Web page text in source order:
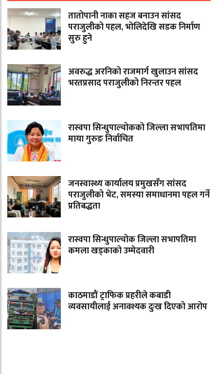
तातोपानी नाका सहज बनाउन सांसद
पराजुलीको पहल, भोलिदेखि सडक निर्माण
सुरु हुने
अवरुद्ध अरनिको राजमार्ग खुलाउन सांसद
भरतप्रसाद पराजुलीको निरन्तर पहल
रास्वपा सिन्धुपाल्चोकको जिल्ला सभापतिमा
माया गुरुङ निर्वाचित
जनस्वास्थ्य कार्यालय प्रमुखसँग सांसद
पराजुलीको भेट, समस्या समाधानमा पहल गर्ने
प्रतिबद्धता
रास्वपा सिन्धुपाल्चोक जिल्ला सभापतिमा
कमला खड्काको उम्मेदवारी
काठमाडौं ट्राफिक प्रहरीले कबाडी
व्यवसायीलाई अनावश्यक दुःख दिएको आरोप